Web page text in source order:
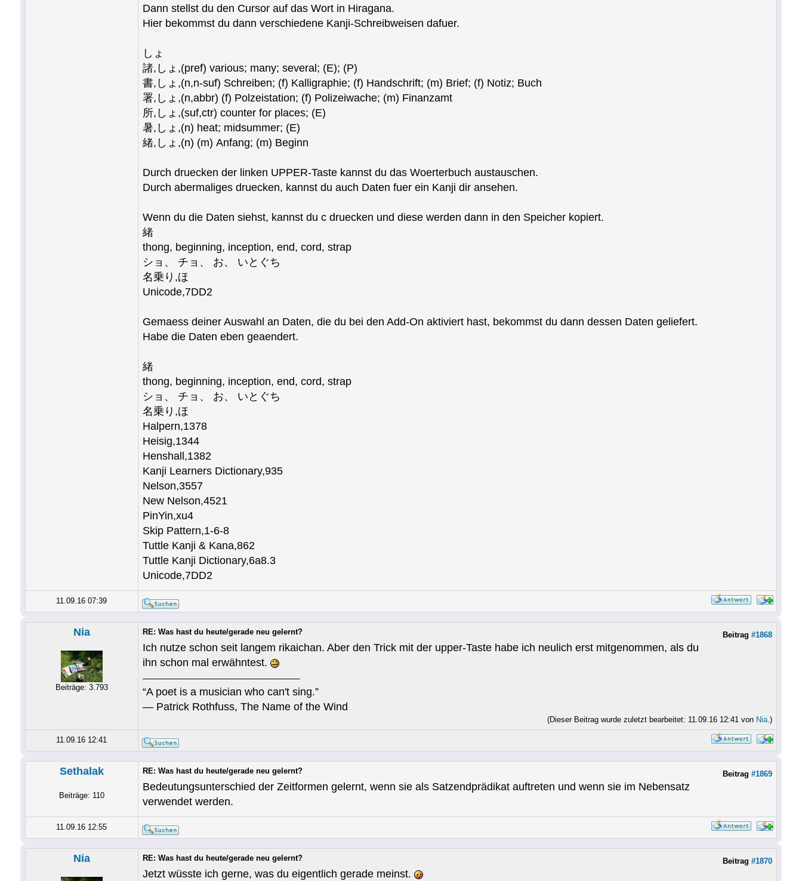
Dann stellst du den Cursor auf das Wort in Hiragana.
Hier bekommst du dann verschiedene Kanji-Schreibweisen dafuer.
しょ
諸,しょ,(pref) various; many; several; (E); (P)
書,しょ,(n,n-suf) Schreiben; (f) Kalligraphie; (f) Handschrift; (m) Brief; (f) Notiz; Buch
署,しょ,(n,abbr) (f) Polzeistation; (f) Polizeiwache; (m) Finanzamt
所,しょ,(suf,ctr) counter for places; (E)
暑,しょ,(n) heat; midsummer; (E)
緒,しょ,(n) (m) Anfang; (m) Beginn
Durch druecken der linken UPPER-Taste kannst du das Woerterbuch austauschen.
Durch abermaliges druecken, kannst du auch Daten fuer ein Kanji dir ansehen.
Wenn du die Daten siehst, kannst du c druecken und diese werden dann in den Speicher kopiert.
緒
thong, beginning, inception, end, cord, strap
ショ、 チョ、 お、 いとぐち
名乗り,ほ
Unicode,7DD2
Gemaess deiner Auswahl an Daten, die du bei den Add-On aktiviert hast, bekommst du dann dessen Daten geliefert.
Habe die Daten eben geaendert.
緒
thong, beginning, inception, end, cord, strap
ショ、 チョ、 お、 いとぐち
名乗り,ほ
Halpern,1378
Heisig,1344
Henshall,1382
Kanji Learners Dictionary,935
Nelson,3557
New Nelson,4521
PinYin,xu4
Skip Pattern,1-6-8
Tuttle Kanji & Kana,862
Tuttle Kanji Dictionary,6a8.3
Unicode,7DD2
11.09.16 07:39
Nia
Beiträge: 3.793
Beitrag #1868
RE: Was hast du heute/gerade neu gelernt?
Ich nutze schon seit langem rikaichan. Aber den Trick mit der upper-Taste habe ich neulich erst mitgenommen, als du
ihn schon mal erwähntest.
“A poet is a musician who can't sing.”
― Patrick Rothfuss, The Name of the Wind
(Dieser Beitrag wurde zuletzt bearbeitet: 11.09.16 12:41 von Nia.)
11.09.16 12:41
Sethalak
Beiträge: 110
Beitrag #1869
RE: Was hast du heute/gerade neu gelernt?
Bedeutungsunterschied der Zeitformen gelernt, wenn sie als Satzendprädikat auftreten und wenn sie im Nebensatz
verwendet werden.
11.09.16 12:55
Nia Beitrag #1870
RE: Was hast du heute/gerade neu gelernt?
Jetzt wüsste ich gerne, was du eigentlich gerade meinst.